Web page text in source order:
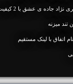
ی عشق با 2 کیفیت و متن آهنگ
تند میزنه
اتفاق با لینک مستقیم